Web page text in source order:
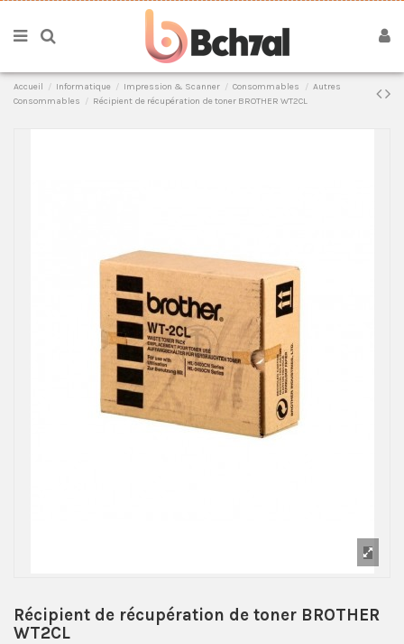
Accueil Informatique Impression & Scanner Consommables
Autres
Consommables
Récipient de récupération de toner BROTHER WT2CL
Récipient de récupération de toner BROTHER
WT2CL